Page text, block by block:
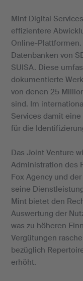
Mint Digital
effizientere
Online-
Datenbanken von
SUISA. Diese
dokumentierte
von denen 25
sind. Im
Services damit
für die
Das Joint Venture
Administration des
Fox Agency und
seine
Mint bietet den
Auswertung der
was zu höheren
Vergütungen
bezüglich
erhöht.